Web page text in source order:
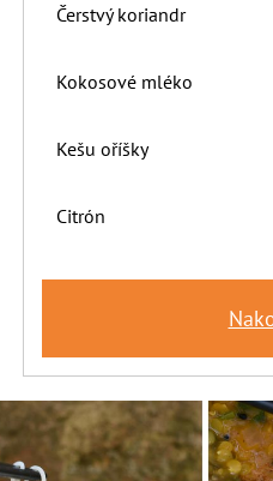
Čerstvý koriandr
Kokosové mléko
Kešu oříšky
Citrón